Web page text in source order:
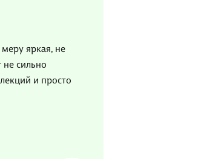
яркая, не
не сильно
и просто